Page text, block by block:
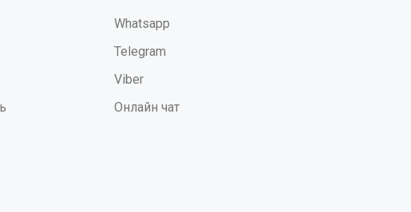
Whatsapp
Telegram
Онлайн чат
Viber